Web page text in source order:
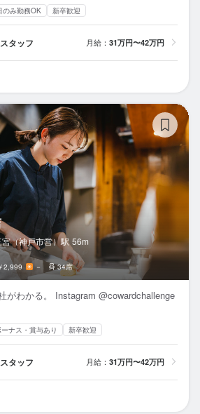
のみ勤務OK 新卒歓迎
タッフ 月給： 31万円〜42万円
宮（神戸市営）駅 56m
2,999 － 34席
がわかる。 Instagram @cowardchallenge
ーナス・賞与あり 新卒歓迎
タッフ 月給： 31万円〜42万円